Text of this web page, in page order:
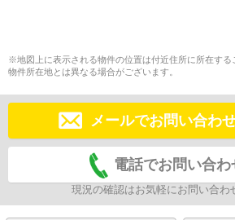
※地図上に表示される物件の位置は付近住所に所在する
物件所在地とは異なる場合がございます。
メールでお問い合わ
電話でお問い合わ
現況の確認はお気軽にお問い合わ